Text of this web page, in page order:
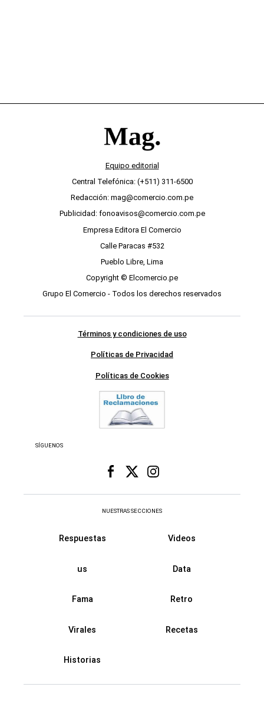
Equipo editorial
Central Telefónica: (+511) 311-6500
Redacción: mag@comercio.com.pe
Publicidad: fonoavisos@comercio.com.pe
Empresa Editora El Comercio
Calle Paracas #532
Pueblo Libre, Lima
Copyright © Elcomercio.pe
Grupo El Comercio - Todos los derechos reservados
Términos y condiciones de uso
Políticas de Privacidad
Políticas de Cookies
SÍGUENOS
NUESTRAS SECCIONES
Respuestas Videos
us Data
Fama Retro
Virales Recetas
Historias